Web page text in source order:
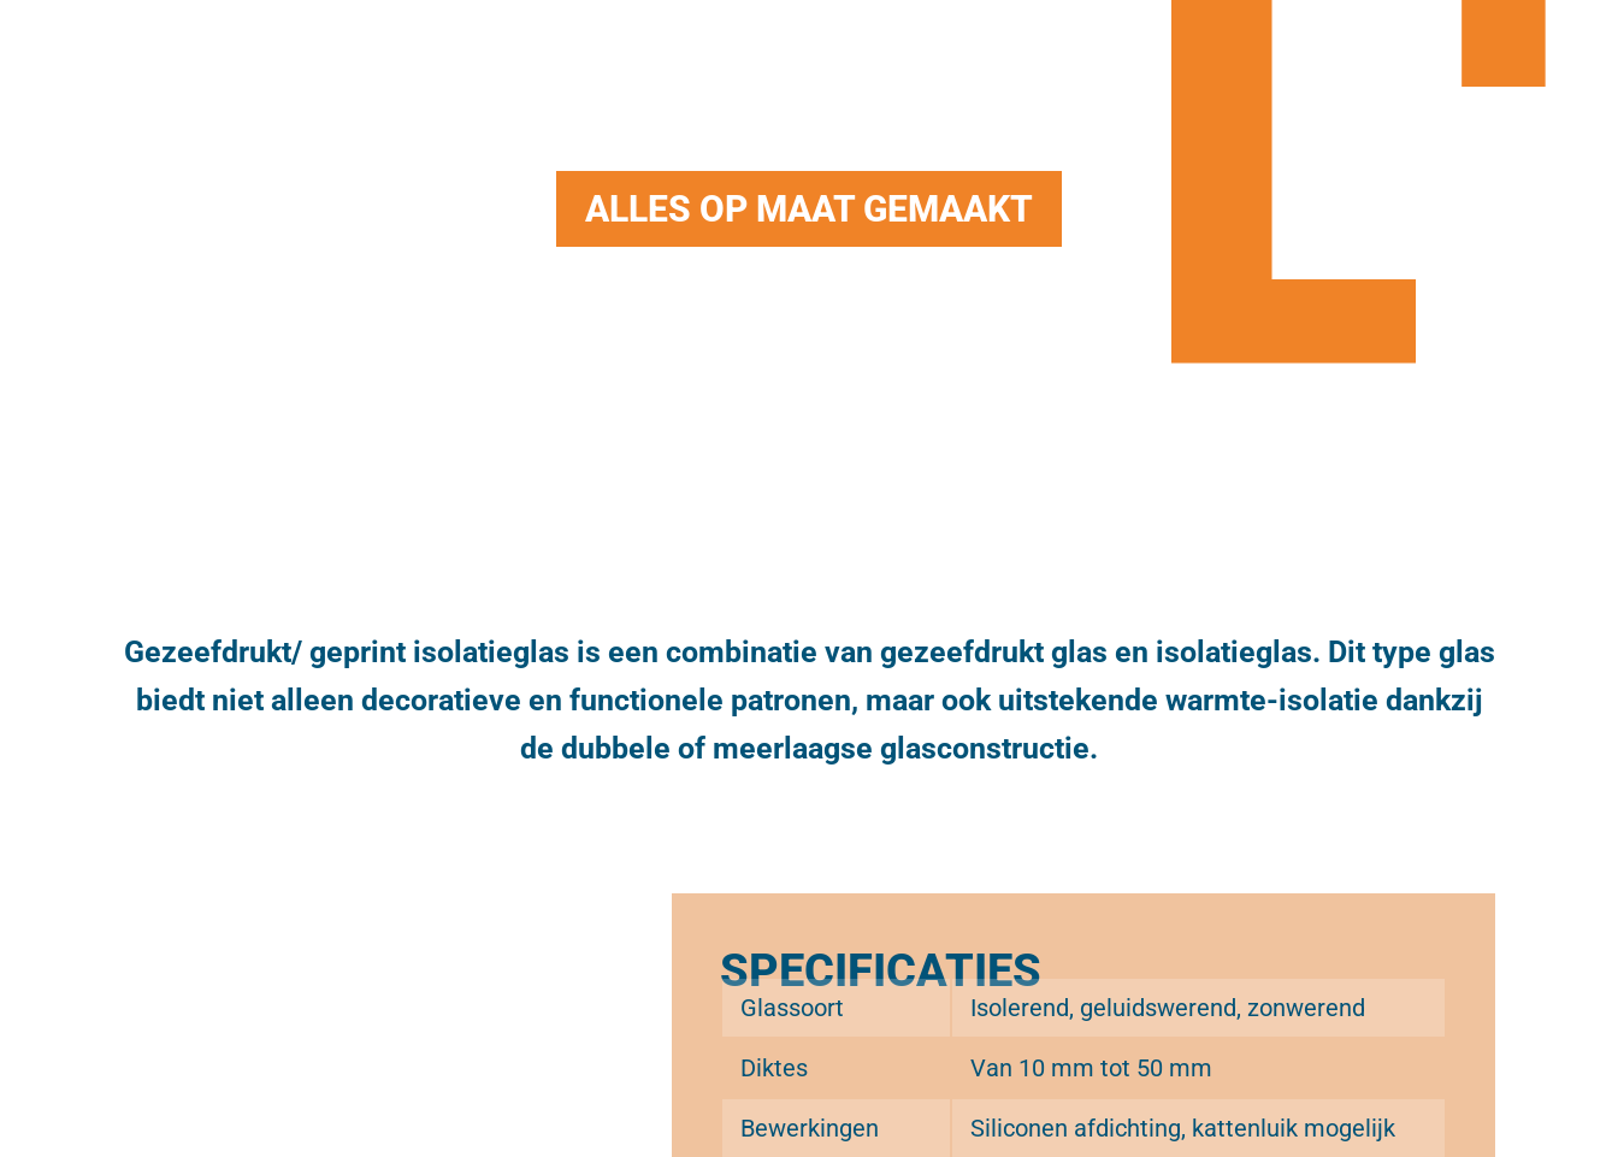
ALLES OP MAAT GEMAAKT
Gezeefdrukt/ geprint isolatieglas is een combinatie van gezeefdrukt glas en isolatieglas. Dit type glas
biedt niet alleen decoratieve en functionele patronen, maar ook uitstekende warmte-isolatie dankzij
de dubbele of meerlaagse glasconstructie.
SPECIFICATIES
Glassoort Isolerend, geluidswerend, zonwerend
Diktes Van 10 mm tot 50 mm
Bewerkingen Siliconen afdichting, kattenluik mogelijk